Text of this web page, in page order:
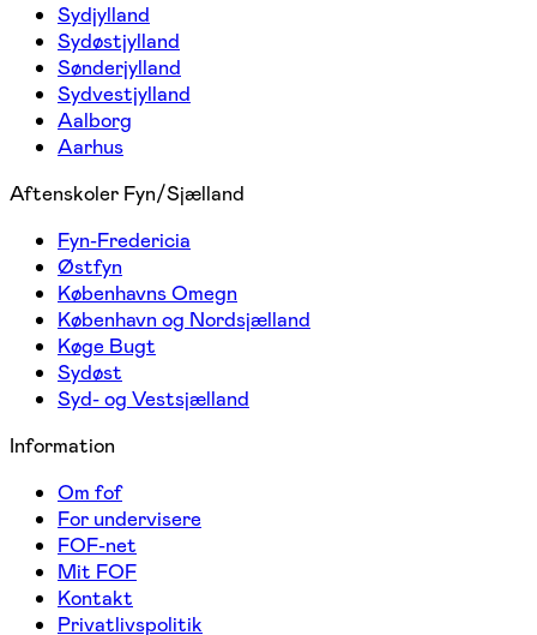
Sydjylland
Sydøstjylland
Sønderjylland
Sydvestjylland
Aalborg
Aarhus
Aftenskoler Fyn/Sjælland
Fyn-Fredericia
Østfyn
Københavns Omegn
København og Nordsjælland
Køge Bugt
Sydøst
Syd- og Vestsjælland
Information
Om fof
For undervisere
FOF-net
Mit FOF
Kontakt
Privatlivspolitik